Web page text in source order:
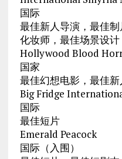
国际
最佳新人导演，最佳
化妆师，最佳场景设计
Hollywood Blood
国家
最佳幻想电影，最佳
Big Fridge
国际
最佳短片
Emerald Peacock
国际（入围）